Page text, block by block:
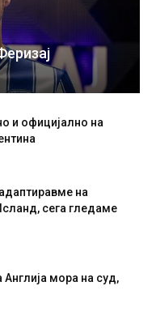
и официјално на
на
сега гледаме
Англија мора на суд,